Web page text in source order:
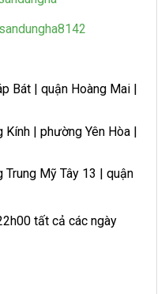
Bát | quận Hoàng Mai |
| phường Yên Hòa |
Mỹ Tây 13 | quận
tất cả các ngày